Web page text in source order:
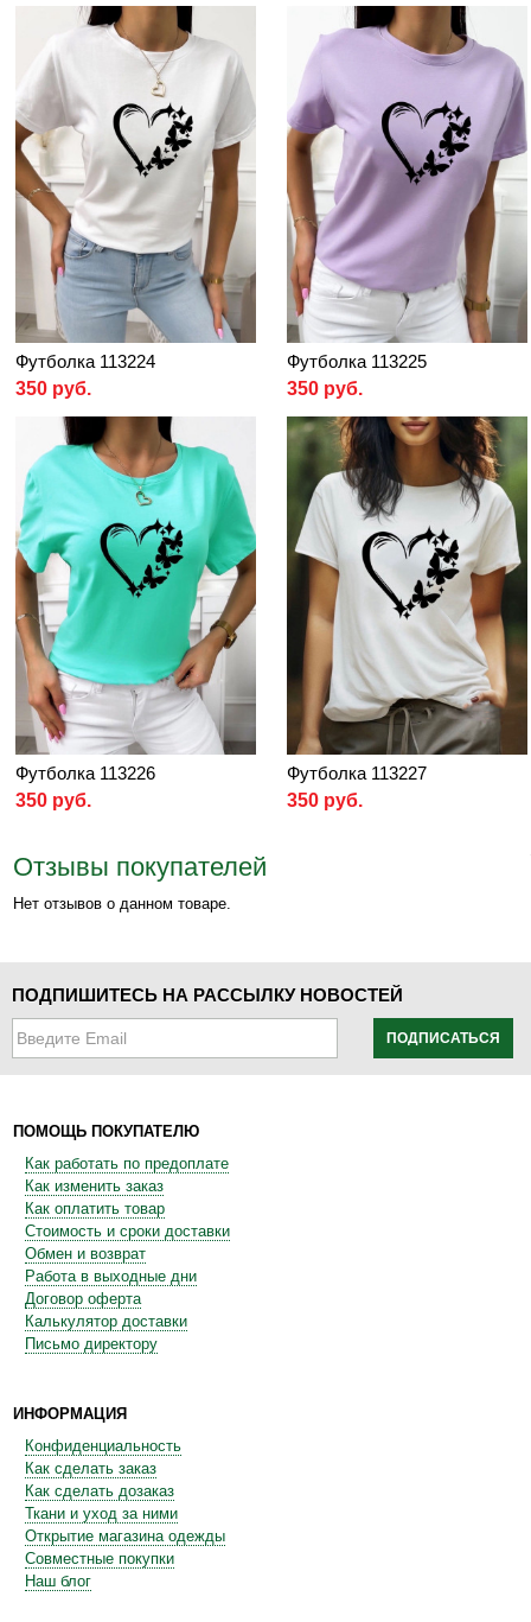
Футболка 113224
350 руб.
Футболка 113225
350 руб.
Футболка 113226
350 руб.
Футболка 113227
350 руб.
Отзывы покупателей
Нет отзывов о данном товаре.
ПОДПИШИТЕСЬ НА РАССЫЛКУ НОВОСТЕЙ
ПОДПИСАТЬСЯ
ПОМОЩЬ ПОКУПАТЕЛЮ
Как работать по предоплате
Как изменить заказ
Как оплатить товар
Стоимость и сроки доставки
Обмен и возврат
Работа в выходные дни
Договор оферта
Калькулятор доставки
Письмо директору
ИНФОРМАЦИЯ
Конфиденциальность
Как сделать заказ
Как сделать дозаказ
Ткани и уход за ними
Открытие магазина одежды
Совместные покупки
Наш блог